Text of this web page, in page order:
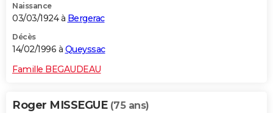
Naissance
03/03/1924 à Bergerac
Décès
14/02/1996 à Queyssac
Famille BEGAUDEAU
Roger MISSEGUE (75 ans)